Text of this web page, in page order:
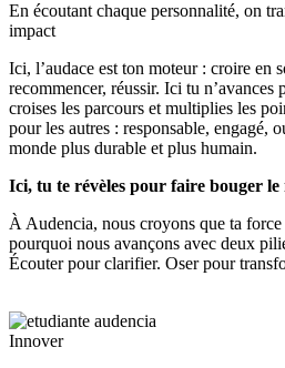
En écoutant chaque personnalité, on
impact
Ici, l’audace est ton moteur : croire en
recommencer, réussir. Ici tu n’avances
croises les parcours et multiplies les
pour les autres : responsable, engagé,
monde plus durable et plus humain.
Ici, tu te révèles pour faire bouger le
À Audencia, nous croyons que ta force
pourquoi nous avançons avec deux
Écouter pour clarifier. Oser pour
Innover